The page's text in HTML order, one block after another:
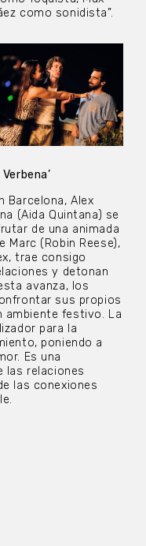
como sonidista”.
Barcelona, Alex
(Aida Quintana) se
de una animada
Marc (Robin Reese),
trae consigo
y detonan
avanza, los
sus propios
ambiente festivo. La
para la
poniendo a
Es una
las relaciones
las conexiones